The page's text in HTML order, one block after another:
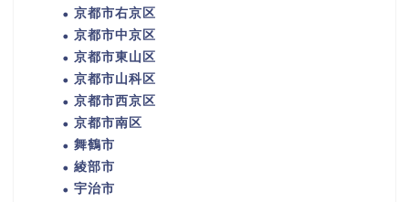
京都市右京区
京都市中京区
京都市東山区
京都市山科区
京都市西京区
京都市南区
舞鶴市
綾部市
宇治市